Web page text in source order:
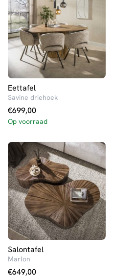
Eettafel
Savine driehoek
€699,00
Op voorraad
Salontafel
Marlon
€649,00